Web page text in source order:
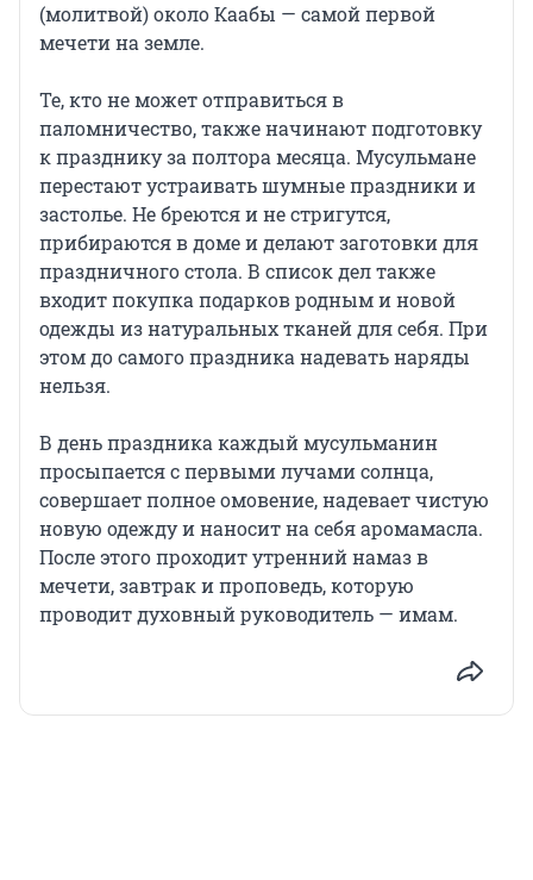
(молитвой) около Каабы — самой первой
мечети на земле.
Те, кто не может отправиться в
паломничество, также начинают подготовку
к празднику за полтора месяца. Мусульмане
перестают устраивать шумные праздники и
застолье. Не бреются и не стригутся,
прибираются в доме и делают заготовки для
праздничного стола. В список дел также
входит покупка подарков родным и новой
одежды из натуральных тканей для себя. При
этом до самого праздника надевать наряды
нельзя.
В день праздника каждый мусульманин
просыпается с первыми лучами солнца,
совершает полное омовение, надевает чистую
новую одежду и наносит на себя аромамасла.
После этого проходит утренний намаз в
мечети, завтрак и проповедь, которую
проводит духовный руководитель — имам.